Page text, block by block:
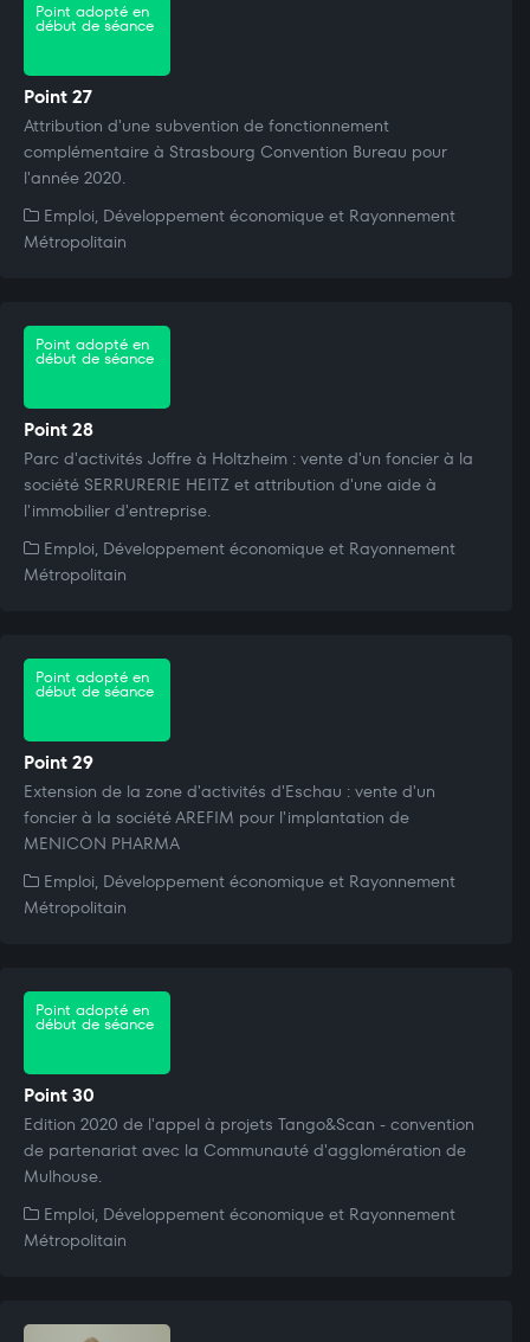
Point adopté en
début de séance
Point 27
Attribution d'une subvention de fonctionnement
complémentaire à Strasbourg Convention Bureau pour
l'année 2020.
Emploi, Développement économique et Rayonnement
Métropolitain
Point adopté en
début de séance
Point 28
Parc d'activités Joffre à Holtzheim : vente d'un foncier à la
société SERRURERIE HEITZ et attribution d'une aide à
l'immobilier d'entreprise.
Emploi, Développement économique et Rayonnement
Métropolitain
Point adopté en
début de séance
Point 29
Extension de la zone d'activités d'Eschau : vente d'un
foncier à la société AREFIM pour l'implantation de
MENICON PHARMA
Emploi, Développement économique et Rayonnement
Métropolitain
Point adopté en
début de séance
Point 30
Edition 2020 de l'appel à projets Tango&Scan - convention
de partenariat avec la Communauté d'agglomération de
Mulhouse.
Emploi, Développement économique et Rayonnement
Métropolitain